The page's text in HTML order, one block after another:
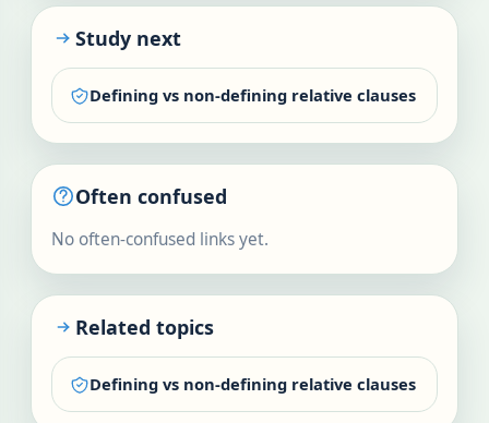
Study next
Defining vs non-defining relative clauses
Often confused
No often-confused links yet.
Related topics
Defining vs non-defining relative clauses